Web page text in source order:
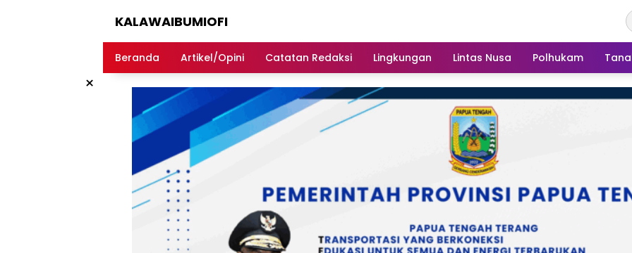
KALAWAIBUMIOFI
Dari
Beranda Artikel/Opini Catatan Redaksi Lingkungan Lintas Nusa Polhukam
×